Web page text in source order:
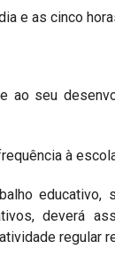
e as cinco
ao seu
à
educativo,
deverá
regular